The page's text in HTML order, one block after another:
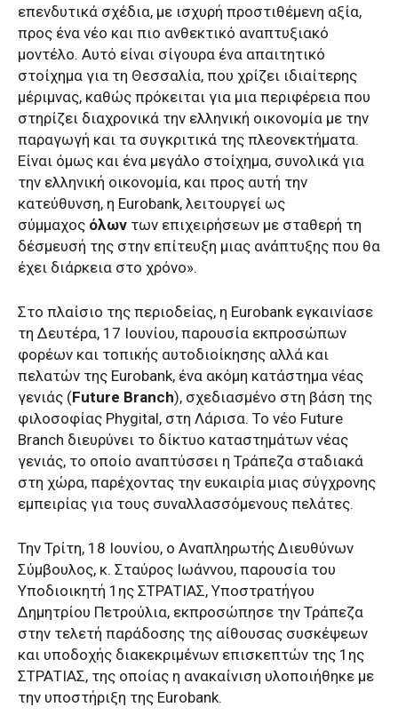
επενδυτικά σχέδια, με ισχυρή προστιθέμενη αξία,
προς ένα νέο και πιο ανθεκτικό αναπτυξιακό
μοντέλο. Αυτό είναι σίγουρα ένα απαιτητικό
στοίχημα για τη Θεσσαλία, που χρίζει ιδιαίτερης
μέριμνας, καθώς πρόκειται για μια περιφέρεια που
στηρίζει διαχρονικά την ελληνική οικονομία με την
παραγωγή και τα συγκριτικά της πλεονεκτήματα.
Είναι όμως και ένα μεγάλο στοίχημα, συνολικά για
την ελληνική οικονομία, και προς αυτή την
κατεύθυνση, η Eurobank, λειτουργεί ως
σύμμαχος όλων των επιχειρήσεων με σταθερή τη
δέσμευσή της στην επίτευξη μιας ανάπτυξης που θα
έχει διάρκεια στο χρόνο».
Στο πλαίσιο της περιοδείας, η Eurobank εγκαινίασε
τη Δευτέρα, 17 Ιουνίου, παρουσία εκπροσώπων
φορέων και τοπικής αυτοδιοίκησης αλλά και
πελατών της Eurobank, ένα ακόμη κατάστημα νέας
γενιάς (Future Branch), σχεδιασμένο στη βάση της
φιλοσοφίας Phygital, στη Λάρισα. Το νέο Future
Branch διευρύνει το δίκτυο καταστημάτων νέας
γενιάς, το οποίο αναπτύσσει η Τράπεζα σταδιακά
στη χώρα, παρέχοντας την ευκαιρία μιας σύγχρονης
εμπειρίας για τους συναλλασσόμενους πελάτες.
Την Τρίτη, 18 Ιουνίου, ο Αναπληρωτής Διευθύνων
Σύμβουλος, κ. Σταύρος Ιωάννου, παρουσία του
Υποδιοικητή 1ης ΣΤΡΑΤΙΑΣ, Υποστρατήγου
Δημητρίου Πετρούλια, εκπροσώπησε την Τράπεζα
στην τελετή παράδοσης της αίθουσας συσκέψεων
και υποδοχής διακεκριμένων επισκεπτών της 1ης
ΣΤΡΑΤΙΑΣ, της οποίας η ανακαίνιση υλοποιήθηκε με
την υποστήριξη της Eurobank.